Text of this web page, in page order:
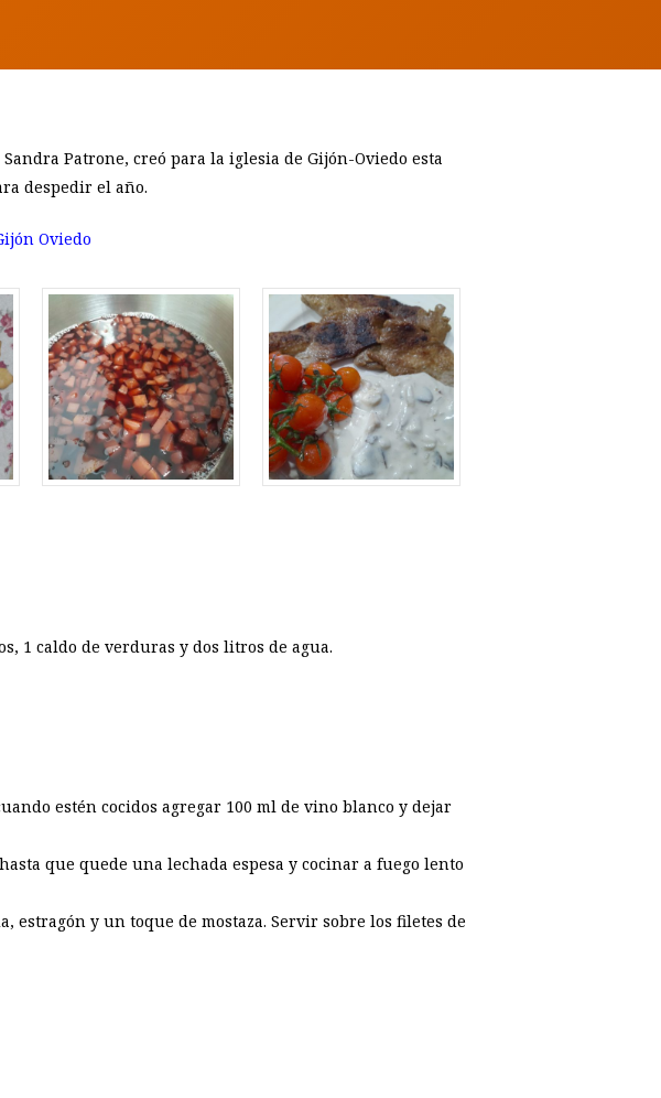
Patrone, creó para la iglesia de Gijón-Oviedo esta
despedir el año.
Oviedo
1 caldo de verduras y dos litros de agua.
estén cocidos agregar 100 ml de vino blanco y dejar
que quede una lechada espesa y cocinar a fuego lento
estragón y un toque de mostaza. Servir sobre los filetes de